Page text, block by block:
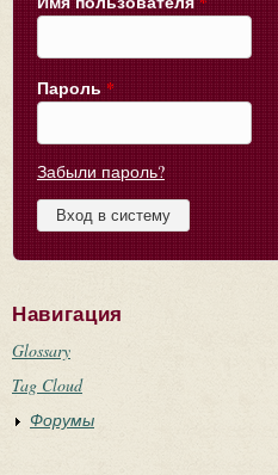
Пароль *
Забыли пароль?
Навигация
Glossary
Tag Cloud
Форумы